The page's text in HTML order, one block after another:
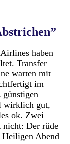
haben
Transfer
warten mit
im
günstigen
wirklich gut,
ok. Zwei
nicht: Der rüde
Abend